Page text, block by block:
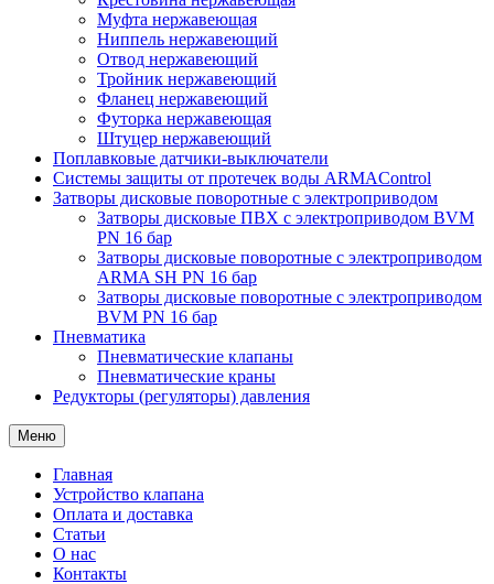
Муфта нержавеющая
Ниппель нержавеющий
Отвод нержавеющий
Тройник нержавеющий
Фланец нержавеющий
Футорка нержавеющая
Штуцер нержавеющий
Поплавковые датчики-выключатели
Системы защиты от протечек воды ARMAControl
Затворы дисковые поворотные с электроприводом
Затворы дисковые ПВХ с электроприводом BVM
PN 16 бар
Затворы дисковые поворотные с электроприводом
ARMA SH PN 16 бар
Затворы дисковые поворотные с электроприводом
BVM PN 16 бар
Пневматика
Пневматические клапаны
Пневматические краны
Редукторы (регуляторы) давления
Меню
Главная
Устройство клапана
Оплата и доставка
Статьи
О нас
Контакты